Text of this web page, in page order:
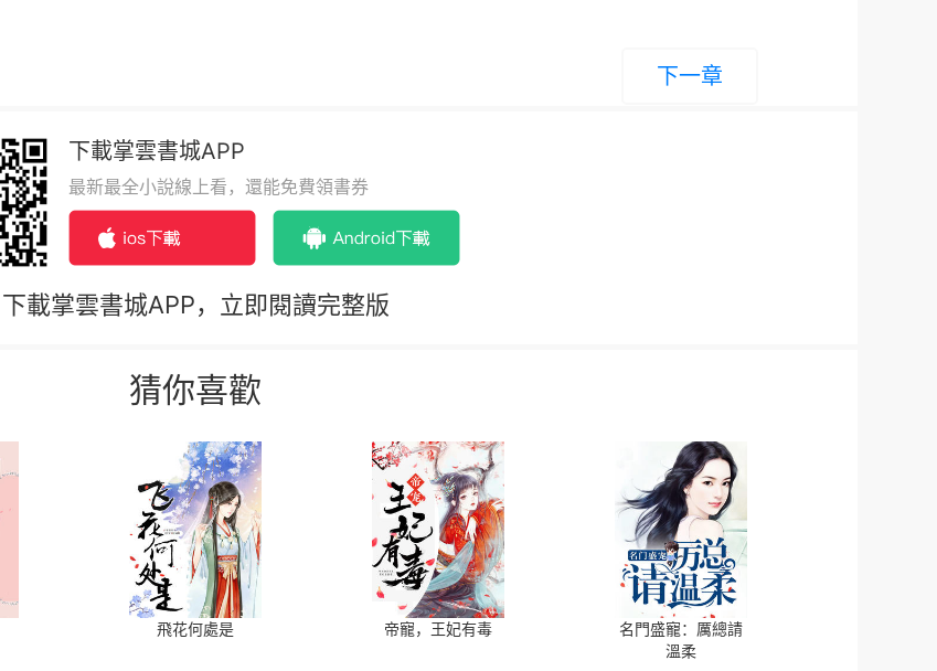
下一章
下載掌雲書城APP
最新最全小說線上看，還能免費領書券
下載掌雲書城APP，立即閱讀完整版
猜你喜歡
飛花何處是 帝寵，王妃有毒
名門盛寵：厲總請
溫柔